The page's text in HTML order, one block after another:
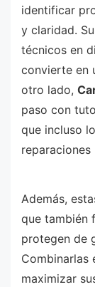
identificar
y claridad.
técnicos en
convierte en
otro lado,
paso con
que incluso
Además,
que también
protegen de
Combinarlas
maximizar